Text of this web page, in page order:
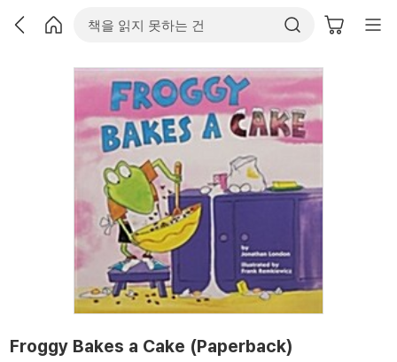
Froggy Bakes a Cake (Paperback)